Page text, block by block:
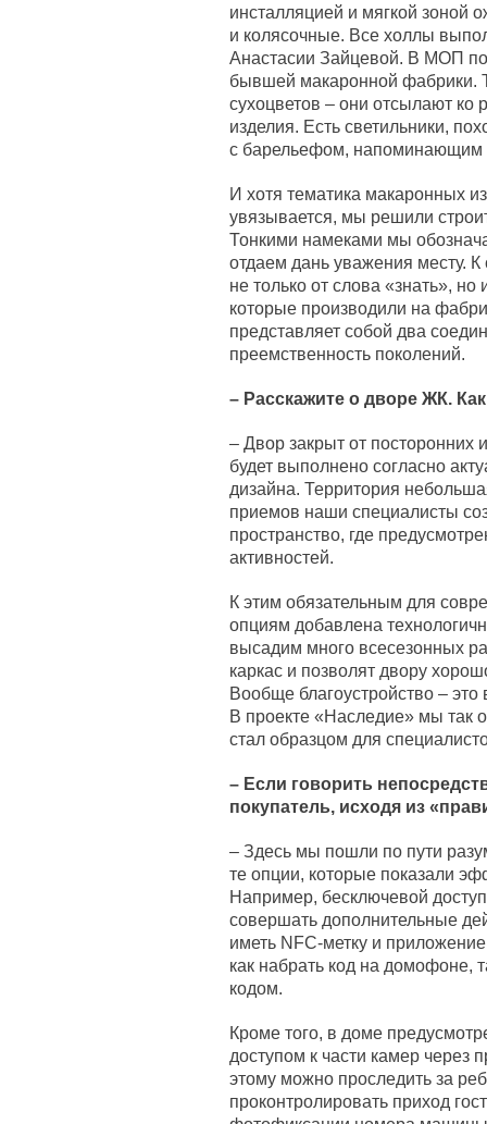
инсталляцией и мягкой зоной
и колясочные. Все холлы
Анастасии Зайцевой. В МОП
бывшей макаронной фабрики.
сухоцветов – они отсылают ко
изделия. Есть светильники,
с барельефом, напоминающим
И хотя тематика макаронных
увязывается, мы решили
Тонкими намеками мы
отдаем дань уважения месту.
не только от слова «знать»,
которые производили на
представляет собой два
преемственность поколений.
– Расскажите о дворе ЖК.
– Двор закрыт от посторонних
будет выполнено согласно
дизайна. Территория
приемов наши специалисты
пространство, где
активностей.
К этим обязательным для
опциям добавлена
высадим много всесезонных
каркас и позволят двору
Вообще благоустройство –
В проекте «Наследие» мы так
стал образцом для
– Если говорить
покупатель, исходя из
– Здесь мы пошли по пути
те опции, которые показали
Например, бесключевой
совершать дополнительные
иметь NFC-метку и
как набрать код на домофоне,
кодом.
Кроме того, в доме
доступом к части камер через
этому можно проследить за
проконтролировать приход